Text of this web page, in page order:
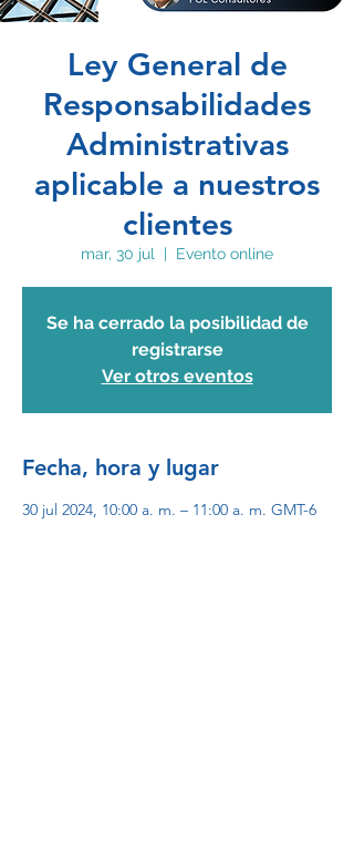
Ley General de
Responsabilidades
Administrativas
aplicable a nuestros
clientes
mar, 30 jul
  |
Evento online
Se ha cerrado la posibilidad de
registrarse
Ver otros eventos
Fecha, hora y lugar
30 jul 2024, 10:00 a. m. – 11:00 a. m. GMT-6